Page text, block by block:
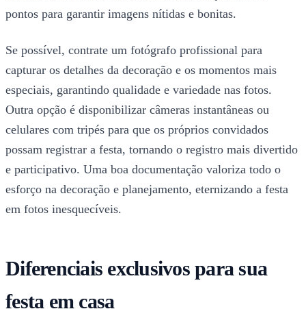
pontos para garantir imagens nítidas e bonitas.
Se possível, contrate um fotógrafo profissional para
capturar os detalhes da decoração e os momentos mais
especiais, garantindo qualidade e variedade nas fotos.
Outra opção é disponibilizar câmeras instantâneas ou
celulares com tripés para que os próprios convidados
possam registrar a festa, tornando o registro mais divertido
e participativo. Uma boa documentação valoriza todo o
esforço na decoração e planejamento, eternizando a festa
em fotos inesquecíveis.
Diferenciais exclusivos para sua
festa em casa